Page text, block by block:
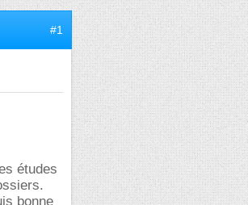
#1
études
bonne